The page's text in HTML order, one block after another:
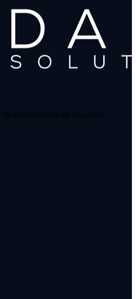
Unternehmen mit Anspruch.